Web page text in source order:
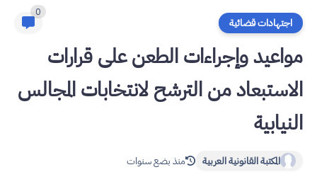
اجتهادات قضائية
0
مواعيد وإجراءات الطعن على قرارات
الاستبعاد من الترشح لانتخابات المجالس
النيابية
المكتبة القانونية العربية منذ بضع سنوات